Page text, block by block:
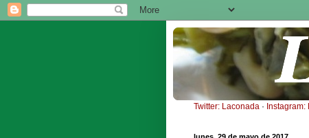
Twitter: Laconada ·